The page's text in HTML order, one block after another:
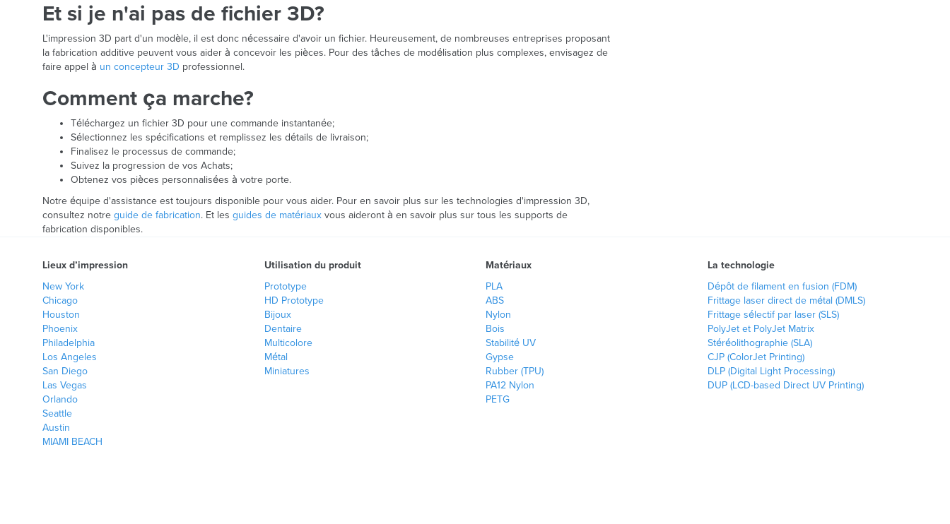
Et si je n'ai pas de fichier 3D?
L'impression 3D part d'un modèle, il est donc nécessaire d'avoir un fichier. Heureusement, de nombreuses entreprises proposant
la fabrication additive peuvent vous aider à concevoir les pièces. Pour des tâches de modélisation plus complexes, envisagez de
faire appel à un concepteur 3D professionnel.
Comment ça marche?
Téléchargez un fichier 3D pour une commande instantanée;
Sélectionnez les spécifications et remplissez les détails de livraison;
Finalisez le processus de commande;
Suivez la progression de vos Achats;
Obtenez vos pièces personnalisées à votre porte.
Notre équipe d'assistance est toujours disponible pour vous aider. Pour en savoir plus sur les technologies d'impression 3D,
consultez notre guide de fabrication. Et les guides de matériaux vous aideront à en savoir plus sur tous les supports de
fabrication disponibles.
Lieux d’impression
New York
Chicago
Houston
Phoenix
Philadelphia
Los Angeles
San Diego
Las Vegas
Orlando
Seattle
Austin
MIAMI BEACH
Utilisation du produit
Prototype
HD Prototype
Bijoux
Dentaire
Multicolore
Métal
Miniatures
Matériaux
PLA
ABS
Nylon
Bois
Stabilité UV
Gypse
Rubber (TPU)
PA12 Nylon
PETG
La technologie
Dépôt de filament en fusion (FDM)
Frittage laser direct de métal (DMLS)
Frittage sélectif par laser (SLS)
PolyJet et PolyJet Matrix
Stéréolithographie (SLA)
CJP (ColorJet Printing)
DLP (Digital Light Processing)
DUP (LCD-based Direct UV Printing)